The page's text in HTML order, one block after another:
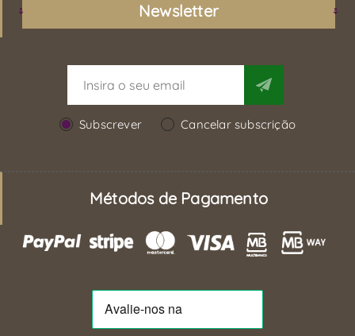
Newsletter
Subscrever Cancelar subscrição
Métodos de Pagamento